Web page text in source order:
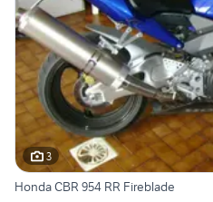
3
Honda CBR 954 RR Fireblade